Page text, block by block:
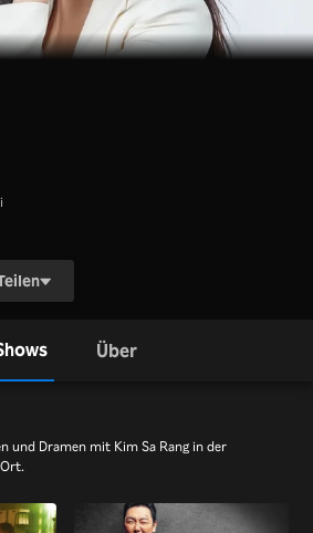
Über
und Dramen mit Kim Sa Rang in der